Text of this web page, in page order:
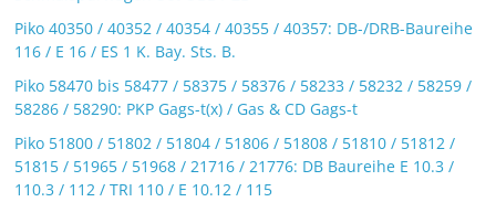
Piko 40350 / 40352 / 40354 / 40355 / 40357: DB-/DRB-Baureihe
116 / E 16 / ES 1 K. Bay. Sts. B.
Piko 58470 bis 58477 / 58375 / 58376 / 58233 / 58232 / 58259 /
58286 / 58290: PKP Gags-t(x) / Gas & CD Gags-t
Piko 51800 / 51802 / 51804 / 51806 / 51808 / 51810 / 51812 /
51815 / 51965 / 51968 / 21716 / 21776: DB Baureihe E 10.3 /
110.3 / 112 / TRI 110 / E 10.12 / 115